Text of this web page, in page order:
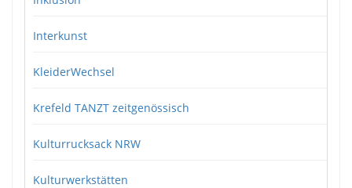
Interkunst
KleiderWechsel
Krefeld TANZT zeitgenössisch
Kulturrucksack NRW
Kulturwerkstätten